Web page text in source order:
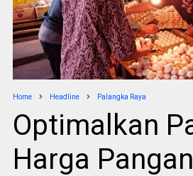
Home Headline Palangka Raya
Optimalkan
Harga Pangan